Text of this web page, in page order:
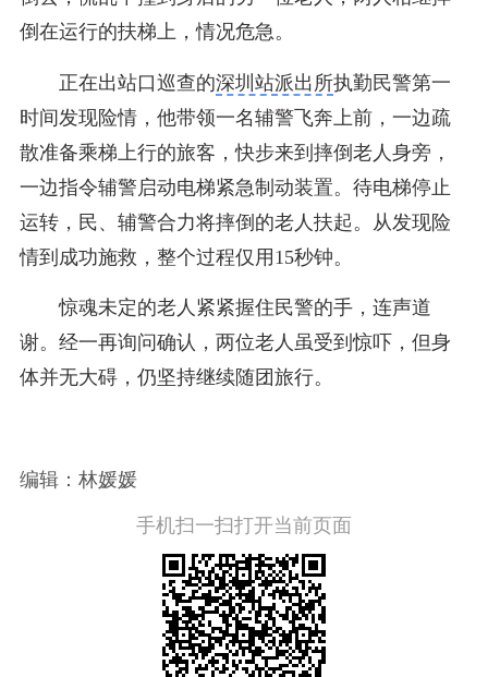
倒在运行的扶梯上，情况危急。
正在出站口巡查的深圳站派出所执勤民警第一
时间发现险情，他带领一名辅警飞奔上前，一边疏
散准备乘梯上行的旅客，快步来到摔倒老人身旁，
一边指令辅警启动电梯紧急制动装置。待电梯停止
运转，民、辅警合力将摔倒的老人扶起。从发现险
情到成功施救，整个过程仅用15秒钟。
惊魂未定的老人紧紧握住民警的手，连声道
谢。经一再询问确认，两位老人虽受到惊吓，但身
体并无大碍，仍坚持继续随团旅行。
编辑：林媛媛
手机扫一扫打开当前页面